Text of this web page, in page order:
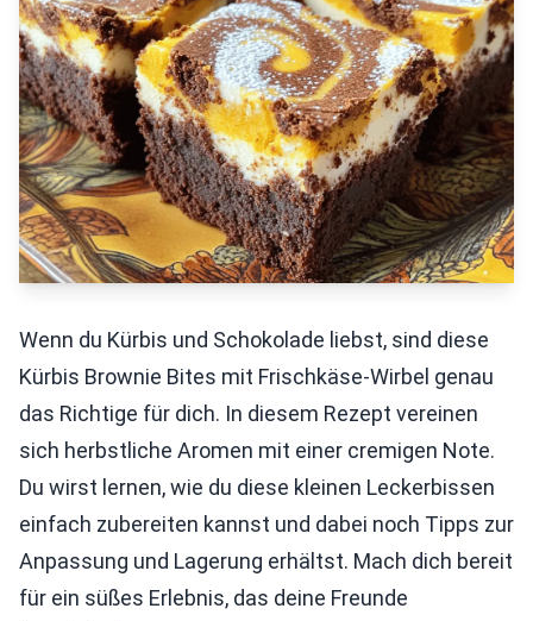
Wenn du Kürbis und Schokolade liebst, sind diese
Kürbis Brownie Bites mit Frischkäse-Wirbel genau
das Richtige für dich. In diesem Rezept vereinen
sich herbstliche Aromen mit einer cremigen Note.
Du wirst lernen, wie du diese kleinen Leckerbissen
einfach zubereiten kannst und dabei noch Tipps zur
Anpassung und Lagerung erhältst. Mach dich bereit
für ein süßes Erlebnis, das deine Freunde